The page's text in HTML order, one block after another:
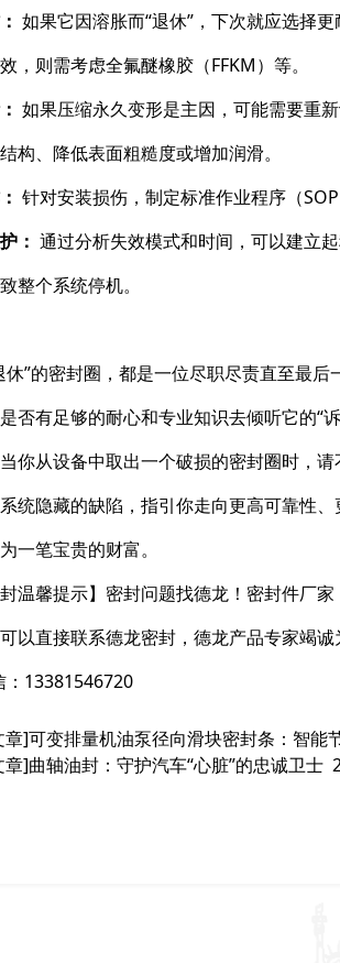
如果它因溶胀而“退休”，下次就应选择
，则需考虑全氟醚橡胶（FFKM）等。
如果压缩永久变形是主因，可能需要重
构、降低表面粗糙度或增加润滑。
针对安装损伤，制定标准作业程序（
：
通过分析失效模式和时间，可以建立
整个系统停机。
休”的密封圈，都是一位尽职尽责直至最
否有足够的耐心和专业知识去倾听它的“诉
你从设备中取出一个破损的密封圈时，
统隐藏的缺陷，指引你走向更高可靠性
一笔宝贵的财富。
封温馨提示】密封问题找德龙！密封件厂
以直接联系德龙密封，德龙产品专家竭诚
：13381546720
章]可变排量机油泵径向滑块密封条：智能
章]曲轴油封：守护汽车“心脏”的忠诚卫士